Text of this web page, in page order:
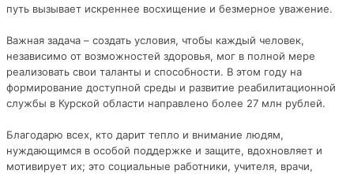
путь вызывает искреннее восхищение и безмерное уважение.
Важная задача – создать условия, чтобы каждый человек,
независимо от возможностей здоровья, мог в полной мере
реализовать свои таланты и способности. В этом году на
формирование доступной среды и развитие реабилитационной
службы в Курской области направлено более 27 млн рублей.
Благодарю всех, кто дарит тепло и внимание людям,
нуждающимся в особой поддержке и защите, вдохновляет и
мотивирует их; это социальные работники, учителя, врачи,